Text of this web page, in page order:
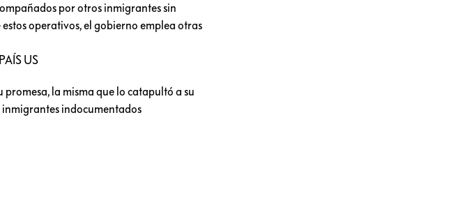
por otros inmigrantes sin
operativos, el gobierno emplea otras
promesa, la misma que lo catapultó a su
inmigrantes indocumentados